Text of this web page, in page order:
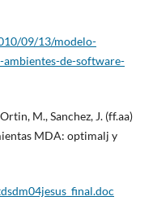
09/13/modelo-
de-software-
M., Sanchez, J. (ff.aa)
MDA: optimalj y